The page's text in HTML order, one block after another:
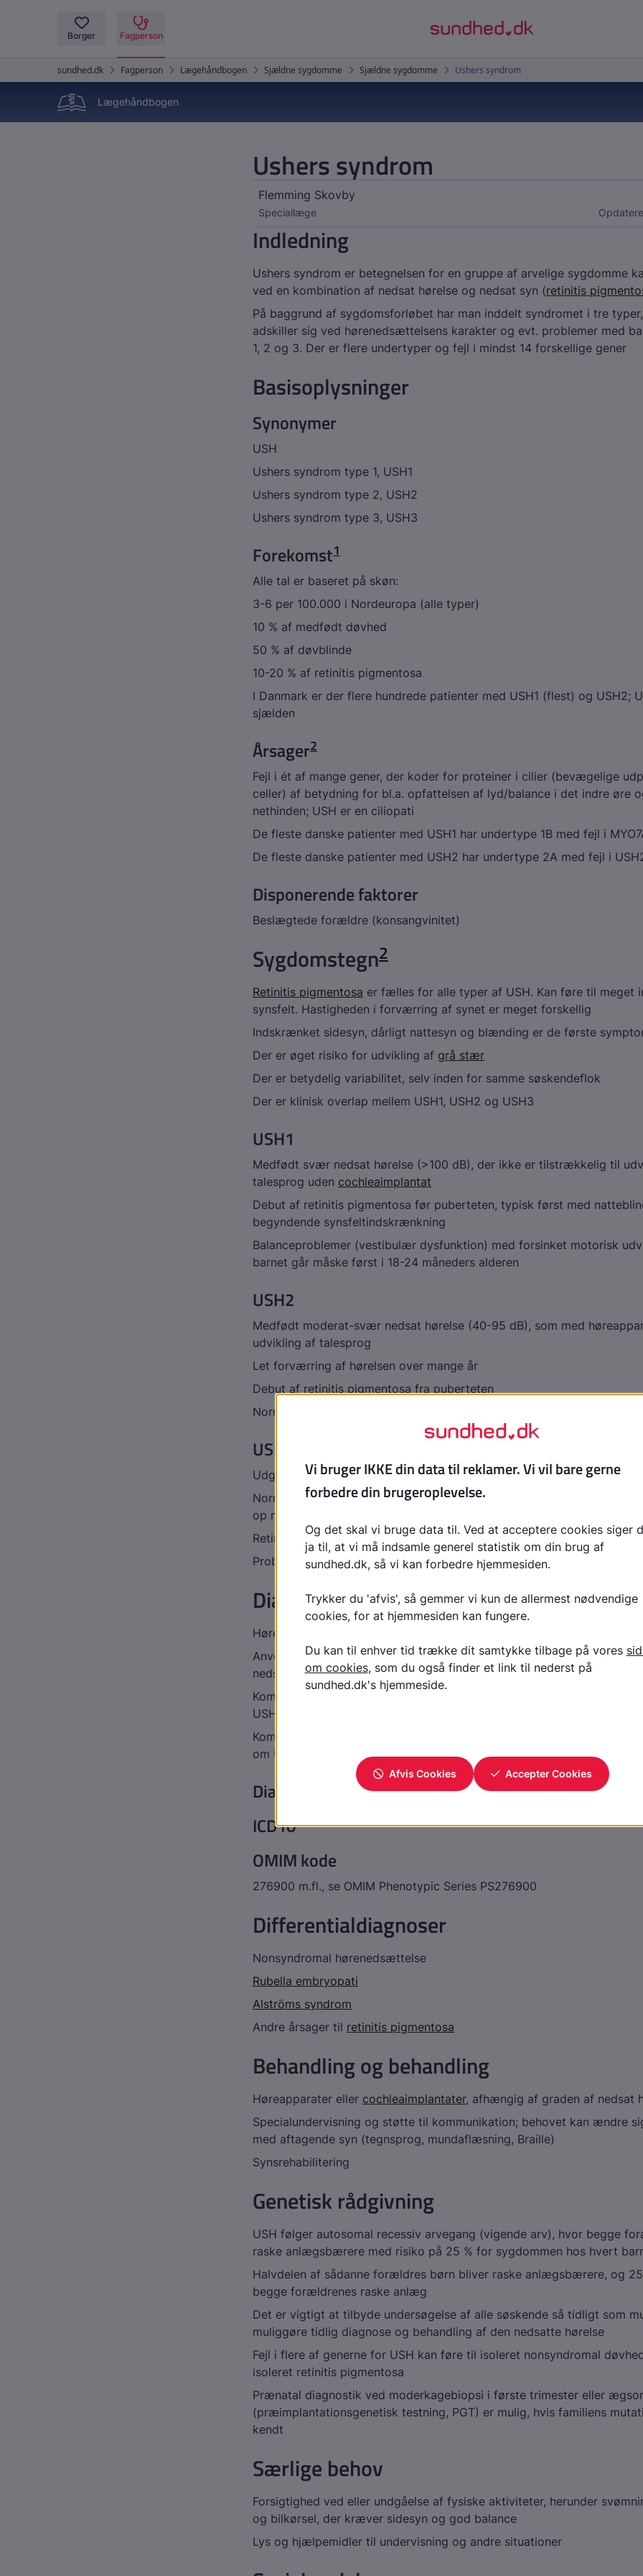
Lægehåndbogen
Ushers syndrom
Flemming Skovby
Speciallæge
Indledning
Ushers syndrom er betegnelsen for en gruppe af arvelige sygdomme
ved en kombination af nedsat hørelse og nedsat syn (retinitis
På baggrund af sygdomsforløbet har man inddelt syndromet i tre
adskiller sig ved hørenedsættelsens karakter og evt. problemer med
1, 2 og 3. Der er flere undertyper og fejl i mindst 14 forskellige gener
Basisoplysninger
Synonymer
USH
Ushers syndrom type 1, USH1
Ushers syndrom type 2, USH2
Ushers syndrom type 3, USH3
Forekomst1
Alle tal er baseret på skøn:
3-6 per 100.000 i Nordeuropa (alle typer)
10 % af medfødt døvhed
50 % af døvblinde
10-20 % af retinitis pigmentosa
I Danmark er der flere hundrede patienter med USH1 (flest) og USH2;
sjælden
Årsager2
Fejl i ét af mange gener, der koder for proteiner i cilier (bevægelige
celler) af betydning for bl.a. opfattelsen af lyd/balance i det indre øre
nethinden; USH er en ciliopati
De fleste danske patienter med USH1 har undertype 1B med fejl i
De fleste danske patienter med USH2 har undertype 2A med fejl i
Disponerende faktorer
Beslægtede forældre (konsangvinitet)
Sygdomstegn2
Retinitis pigmentosa er fælles for alle typer af USH. Kan føre til meget
synsfelt. Hastigheden i forværring af synet er meget forskellig
Indskrænket sidesyn, dårligt nattesyn og blænding er de første
Der er øget risiko for udvikling af grå stær
Der er betydelig variabilitet, selv inden for samme søskendeflok
Der er klinisk overlap mellem USH1, USH2 og USH3
USH1
Medfødt svær nedsat hørelse (>100 dB), der ikke er tilstrækkelig til
talesprog uden cochleaimplantat
Debut af retinitis pigmentosa før puberteten, typisk først med
begyndende synsfeltindskrænkning
Balanceproblemer (vestibulær dysfunktion) med forsinket motorisk
barnet går måske først i 18-24 måneders alderen
USH2
Medfødt moderat-svær nedsat hørelse (40-95 dB), som med
udvikling af talesprog
Let forværring af hørelsen over mange år
Debut af retinitis pigmentosa fra puberteten
Normal balance (vestibulær funktion)
USH3
Udgør få % i Danmark, men majoriteten i fx Finland
Normal eller nedsat hørelse ved fødslen, derefter tiltagende nedsat
op med talesprog
Retinitis pigmentosa fra 10-20-årsalder
Problemer med balancen (vestibulær dysfunktion) kan forekomme
Diagnose
Hørescreening af nyfødte påviser medfødt døvhed
Anvendelse af genpaneler for nedsat hørelse finder tilfælde af USH, før
nedsat syn
Kombinationen af nedsat hørelse og retinitis pigmentosa bør føre til
USH
Kombinationen af medfødt døvhed og sen motorisk udvikling bør føre
om USH
Diagnosekode
ICD10
OMIM kode
276900 m.fl., se OMIM Phenotypic Series PS276900
Differentialdiagnoser
Nonsyndromal hørenedsættelse
Rubella embryopati
Alströms syndrom
Andre årsager til retinitis pigmentosa
Behandling og behandling
Høreapparater eller cochleaimplantater, afhængig af graden af nedsat
Specialundervisning og støtte til kommunikation; behovet kan ændre
med aftagende syn (tegnsprog, mundaflæsning, Braille)
Synsrehabilitering
Genetisk rådgivning
USH følger autosomal recessiv arvegang (vigende arv), hvor begge
raske anlægsbærere med risiko på 25 % for sygdommen hos hvert
Halvdelen af sådanne forældres børn bliver raske anlægsbærere, og
begge forældrenes raske anlæg
Det er vigtigt at tilbyde undersøgelse af alle søskende så tidligt som
muliggøre tidlig diagnose og behandling af den nedsatte hørelse
Fejl i flere af generne for USH kan føre til isoleret nonsyndromal
isoleret retinitis pigmentosa
Prænatal diagnostik ved moderkagebiopsi i første trimester eller
(præimplantationsgenetisk testning, PGT) er mulig, hvis familiens
kendt
Særlige behov
Forsigtighed ved eller undgåelse af fysiske aktiviteter, herunder
og bilkørsel, der kræver sidesyn og god balance
Lys og hjælpemidler til undervisning og andre situationer